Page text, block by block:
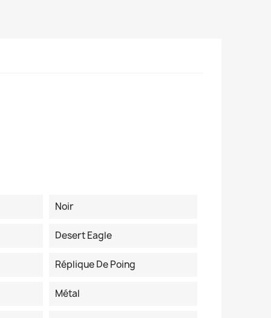
Noir
Desert Eagle
Réplique De Poing
Métal